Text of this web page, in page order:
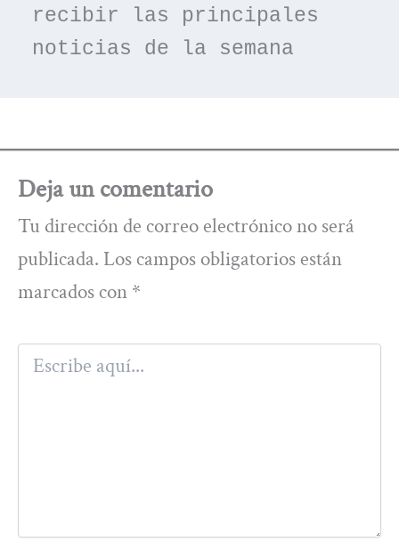
recibir las principales
noticias de la semana
Deja un comentario
Tu dirección de correo electrónico no será
publicada. Los campos obligatorios están
marcados con *
aquí...